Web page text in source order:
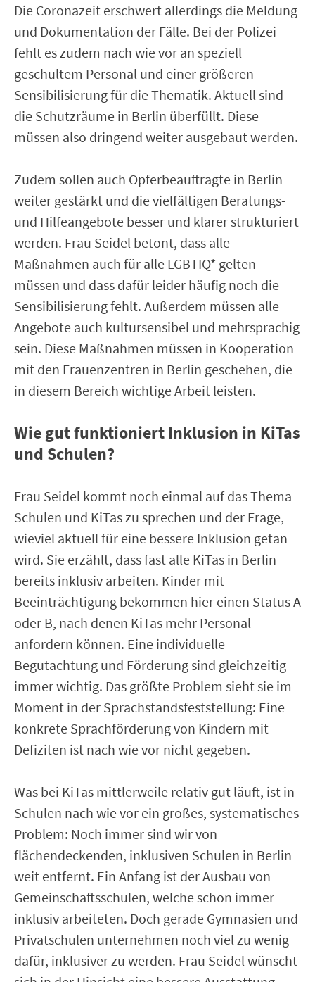
Die Coronazeit erschwert allerdings die Meldung
und Dokumentation der Fälle. Bei der Polizei
fehlt es zudem nach wie vor an speziell
geschultem Personal und einer größeren
Sensibilisierung für die Thematik. Aktuell sind
die Schutzräume in Berlin überfüllt. Diese
müssen also dringend weiter ausgebaut werden.
Zudem sollen auch Opferbeauftragte in Berlin
weiter gestärkt und die vielfältigen Beratungs-
und Hilfeangebote besser und klarer strukturiert
werden. Frau Seidel betont, dass alle
Maßnahmen auch für alle LGBTIQ* gelten
müssen und dass dafür leider häufig noch die
Sensibilisierung fehlt. Außerdem müssen alle
Angebote auch kultursensibel und mehrsprachig
sein. Diese Maßnahmen müssen in Kooperation
mit den Frauenzentren in Berlin geschehen, die
in diesem Bereich wichtige Arbeit leisten.
Wie gut funktioniert Inklusion in KiTas
und Schulen?
Frau Seidel kommt noch einmal auf das Thema
Schulen und KiTas zu sprechen und der Frage,
wieviel aktuell für eine bessere Inklusion getan
wird. Sie erzählt, dass fast alle KiTas in Berlin
bereits inklusiv arbeiten. Kinder mit
Beeinträchtigung bekommen hier einen Status A
oder B, nach denen KiTas mehr Personal
anfordern können. Eine individuelle
Begutachtung und Förderung sind gleichzeitig
immer wichtig. Das größte Problem sieht sie im
Moment in der Sprachstandsfeststellung: Eine
konkrete Sprachförderung von Kindern mit
Defiziten ist nach wie vor nicht gegeben.
Was bei KiTas mittlerweile relativ gut läuft, ist in
Schulen nach wie vor ein großes, systematisches
Problem: Noch immer sind wir von
flächendeckenden, inklusiven Schulen in Berlin
weit entfernt. Ein Anfang ist der Ausbau von
Gemeinschaftsschulen, welche schon immer
inklusiv arbeiteten. Doch gerade Gymnasien und
Privatschulen unternehmen noch viel zu wenig
dafür, inklusiver zu werden. Frau Seidel wünscht